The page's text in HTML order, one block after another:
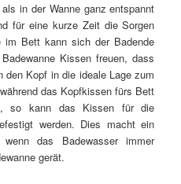
in der Wanne ganz entspannt
für eine kurze Zeit die Sorgen
Bett kann sich der Badende
Kissen freuen, dass
den Kopf in die ideale Lage zum
das Kopfkissen fürs Bett
so kann das Kissen für die
werden. Dies macht ein
das Badewasser immer
gerät.